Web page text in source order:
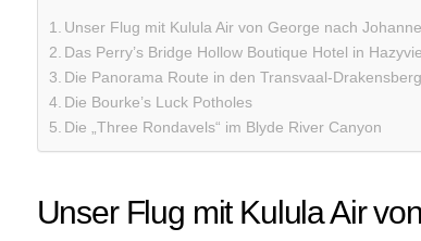
Unser Flug mit Kulula Air von George nach
Das Perry’s Bridge Hollow Boutique Hotel in
Die Panorama Route in den Transvaal-
Die Bourke’s Luck Potholes
Die „Three Rondavels“ im Blyde River Canyon
Unser Flug mit Kulula Air